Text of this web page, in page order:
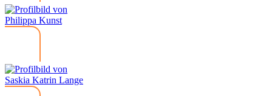
Philippa Kunst
Saskia Katrin Lange